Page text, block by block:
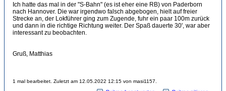
Ich hatte das mal in der "S-Bahn" (es ist eher eine RB) von Paderborn
nach Hannover. Die war irgendwo falsch abgebogen, hielt auf freier
Strecke an, der Lokführer ging zum Zugende, fuhr ein paar 100m zurück
und dann in die richtige Richtung weiter. Der Spaß dauerte 30', war aber
interessant zu beobachten.
Gruß, Matthias
1 mal bearbeitet. Zuletzt am 12.05.2022 12:15 von masi1157.